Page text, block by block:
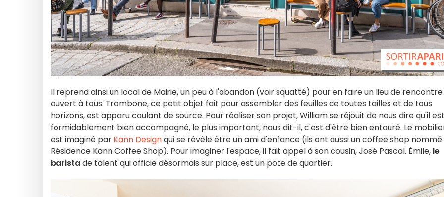
Il reprend ainsi un local de Mairie, un peu à l'abandon (voir squatté) pour en faire un lieu de rencontre
ouvert à tous. Trombone, ce petit objet fait pour assembler des feuilles de toutes tailles et de tous
horizons, est apparu coulant de source. Pour réaliser son projet, William se réjouit de nous dire qu'il est
formidablement bien accompagné, le plus important, nous dit-il, c'est d'être bien entouré. Le
est imaginé par Kann Designqui se révèle être un ami d'enfance (ils ont aussi un coffee shop nommé
Résidence Kann Coffee Shop). Pour imaginer l'espace, il fait appel à son cousin, José Pascal. Émile, le
baristade talent qui officie désormais sur place, est un pote de quartier.